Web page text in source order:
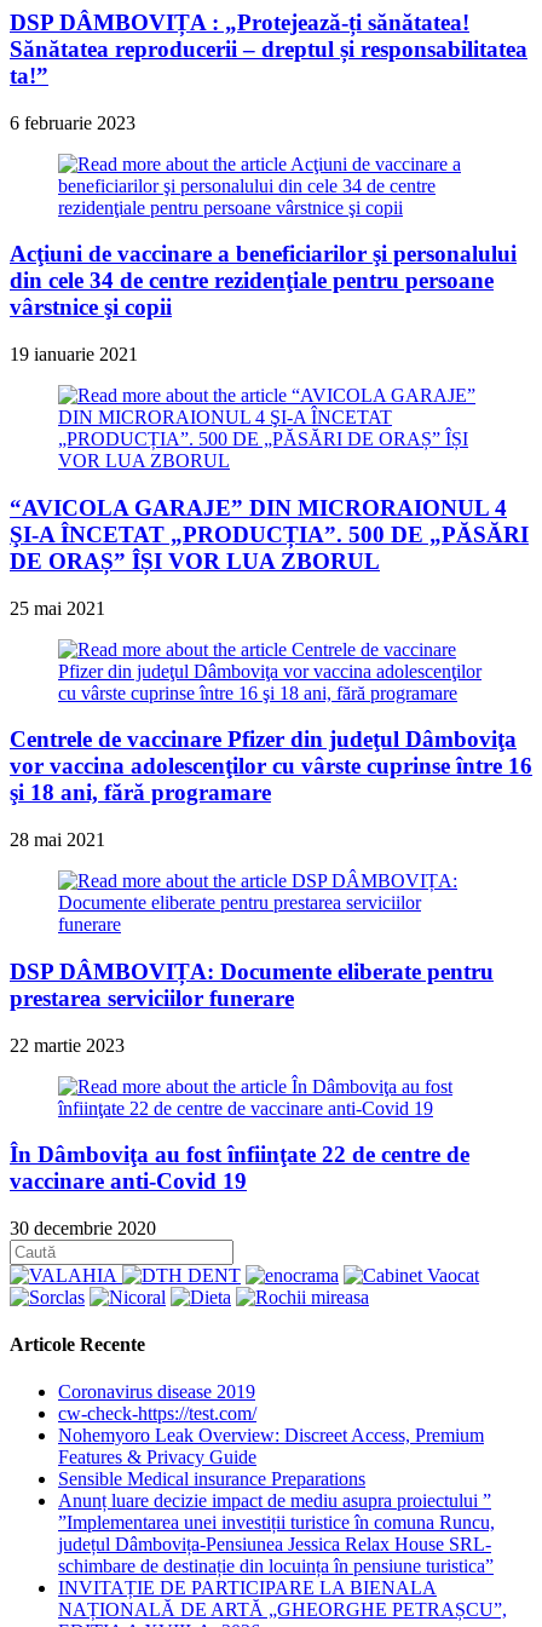
DSP DÂMBOVIȚA : „Protejează-ți sănătatea!
Sănătatea reproducerii – dreptul și responsabilitatea
ta!”
6 februarie 2023
Acţiuni de vaccinare a beneficiarilor şi personalului
din cele 34 de centre rezidenţiale pentru persoane
vârstnice şi copii
19 ianuarie 2021
“AVICOLA GARAJE” DIN MICRORAIONUL 4
ŞI-A ÎNCETAT „PRODUCȚIA”. 500 DE „PĂSĂRI
DE ORAȘ” ÎȘI VOR LUA ZBORUL
25 mai 2021
Centrele de vaccinare Pfizer din judeţul Dâmboviţa
vor vaccina adolescenţilor cu vârste cuprinse între 16
şi 18 ani, fără programare
28 mai 2021
DSP DÂMBOVIȚA: Documente eliberate pentru
prestarea serviciilor funerare
22 martie 2023
În Dâmboviţa au fost înfiinţate 22 de centre de
vaccinare anti-Covid 19
30 decembrie 2020
Articole Recente
Coronavirus disease 2019
cw-check-https://test.com/
Nohemyoro Leak Overview: Discreet Access, Premium
Features & Privacy Guide
Sensible Medical insurance Preparations
Anunț luare decizie impact de mediu asupra proiectului ”
”Implementarea unei investiții turistice în comuna Runcu,
județul Dâmbovița-Pensiunea Jessica Relax House SRL-
schimbare de destinație din locuința în pensiune turistica”
INVITAȚIE DE PARTICIPARE LA BIENALA
NAȚIONALĂ DE ARTĂ „GHEORGHE PETRAȘCU”,